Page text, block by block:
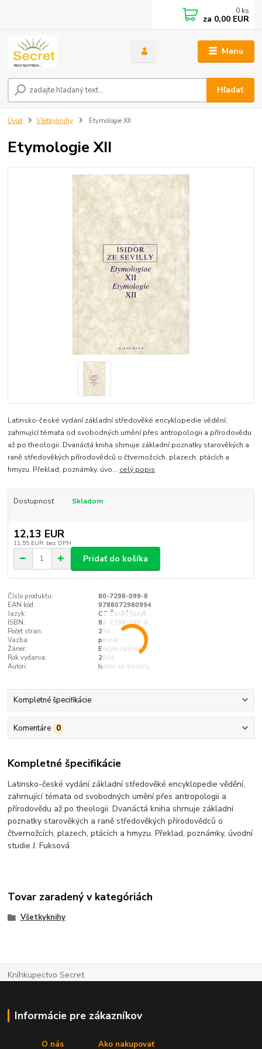
Menu
Hľadať
0 ks
za 0,00 EUR
Úvod Všetkyknihy Etymologie XII
Etymologie XII
Latinsko-české vydání základní středověké encyklopedie vědění,
zahrnující témata od svobodných umění přes antropologii a přírodovědu
až po theologii. Dvanáctá kniha shrnuje základní poznatky starověkých a
raně středověkých přírodovědců o čtvernožcích, plazech, ptácích a
hmyzu. Překlad, poznámky, úvo... celý popis
Dostupnosť Skladom
12,13 EUR
11,55 EUR bez DPH
Pridať do košíka
Číslo produktu:
80-7298-099-8
EAN kód:
9788072980994
Jazyk:
CZ Český jazyk
ISBN:
80-7298-099-8
Počet stran:
254
Vazba:
pevná
Žáner:
Encyklopédie
Rok vydania:
2004
Autori:
Isidor ze Sevilly,
Kompletné špecifikácie
Komentáre 0
Kompletné špecifikácie
Latinsko-české vydání základní středověké encyklopedie vědění,
zahrnující témata od svobodných umění přes antropologii a
přírodovědu až po theologii. Dvanáctá kniha shrnuje základní
poznatky starověkých a raně středověkých přírodovědců o
čtvernožcích, plazech, ptácích a hmyzu. Překlad, poznámky, úvodní
studie J. Fuksová.
Tovar zaradený v kategóriách
Všetkyknihy
Kníhkupectvo Secret
Informácie pre zákazníkov
O nás Ako nakupovať